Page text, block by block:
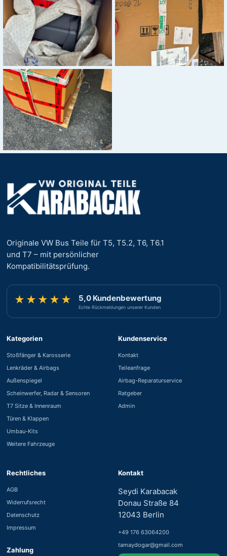
Originale VW Bus Teile für T5, T5.2, T6, T6.1
und T7 – mit persönlicher
Kompatibilitätsprüfung.
★★★★★ 5,0 Kundenbewertung
Echte Rückmeldungen unserer Kunden
Kategorien
Stoßfänger & Karosserie
Lenkräder & Airbags
Außenspiegel
Scheinwerfer, Radar & Sensoren
T7 Sitze & Innenraum
Türen & Klappen
Umbau-Kits
Weitere Fahrzeuge
Kundenservice
Kontakt
Teileanfrage
Airbag-Reparaturservice
Ratgeber
Admin
Rechtliches
AGB
Widerrufsrecht
Datenschutz
Impressum
Zahlung
Kontakt
Seydi Karabacak
Donau Straße 84
12043 Berlin
+49 176 63064200
tamaydogar@gmail.com